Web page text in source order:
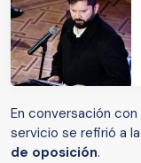
En conversación con
servicio se refirió a la
de oposición.